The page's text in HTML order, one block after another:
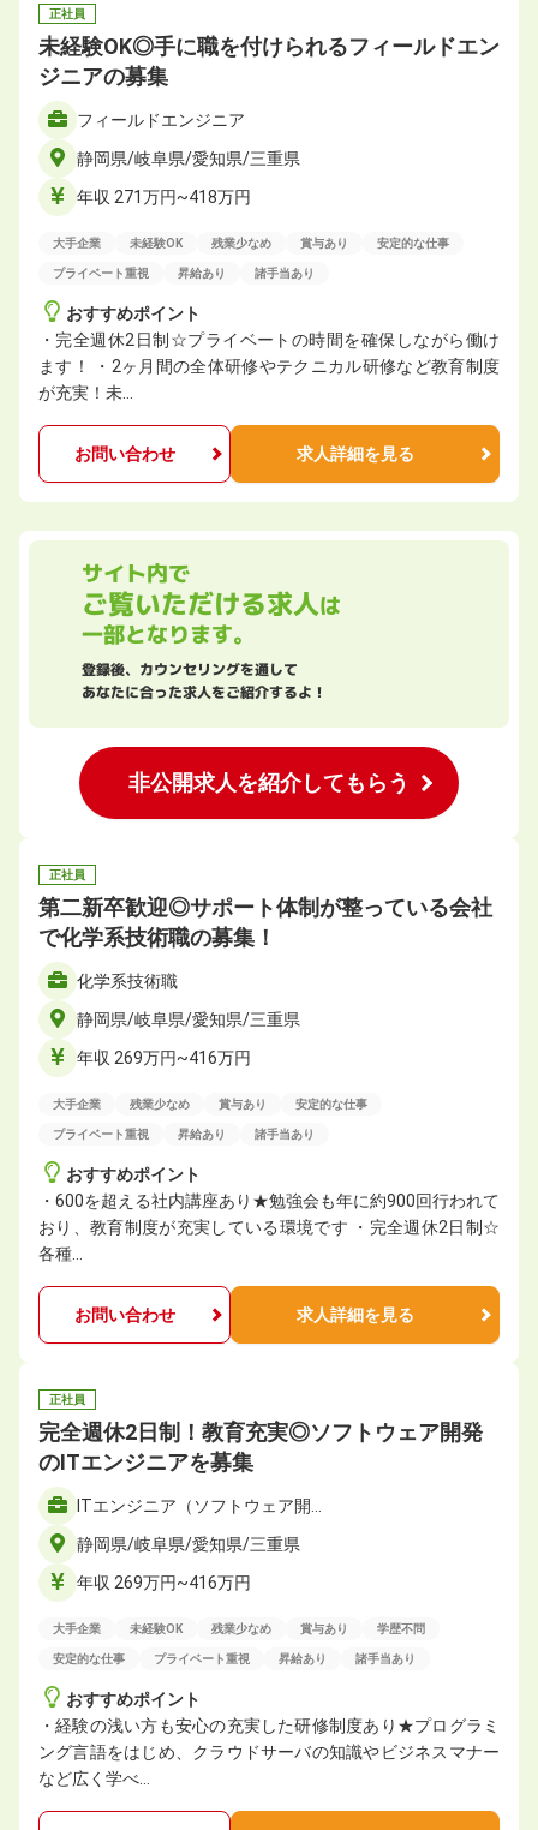
正社員
未経験OK◎手に職を付けられるフィールドエン
ジニアの募集
フィールドエンジニア
静岡県/岐阜県/愛知県/三重県
年収 271万円~418万円
大手企業 未経験OK 残業少なめ 賞与あり 安定的な仕事
プライベート重視 昇給あり 諸手当あり
おすすめポイント
・完全週休2日制☆プライベートの時間を確保しながら働け
ます！ ・2ヶ月間の全体研修やテクニカル研修など教育制度
が充実！未…
お問い合わせ 求人詳細を見る
サイト内で
ご覧いただける求人は
一部となります。
登録後、カウンセリングを通して
あなたに合った求人をご紹介するよ！
非公開求人を紹介してもらう
正社員
第二新卒歓迎◎サポート体制が整っている会社
で化学系技術職の募集！
化学系技術職
静岡県/岐阜県/愛知県/三重県
年収 269万円~416万円
大手企業 残業少なめ 賞与あり 安定的な仕事
プライベート重視 昇給あり 諸手当あり
おすすめポイント
・600を超える社内講座あり★勉強会も年に約900回行われて
おり、教育制度が充実している環境です ・完全週休2日制☆
各種…
お問い合わせ 求人詳細を見る
正社員
完全週休2日制！教育充実◎ソフトウェア開発
のITエンジニアを募集
ITエンジニア（ソフトウェア開…
静岡県/岐阜県/愛知県/三重県
年収 269万円~416万円
大手企業 未経験OK 残業少なめ 賞与あり 学歴不問
安定的な仕事 プライベート重視 昇給あり 諸手当あり
おすすめポイント
・経験の浅い方も安心の充実した研修制度あり★プログラミ
ング言語をはじめ、クラウドサーバの知識やビジネスマナー
など広く学べ…